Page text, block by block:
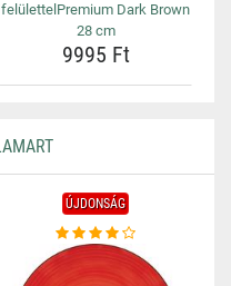
felülettelPremium Dark Brown
28 cm
9995 Ft
ÚJDONSÁG